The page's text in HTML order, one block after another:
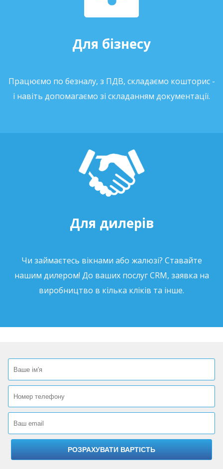
Для бізнесу
Працюємо по безналу, з ПДВ, складаємо кошторис -
і навіть допомагаємо зі складанням документації.
Для дилерів
Чи займаєтесь вікнами або жалюзі? Ставайте
нашим дилером! До ваших послуг CRM, заявка на
виробництво в кілька кліків та інше.